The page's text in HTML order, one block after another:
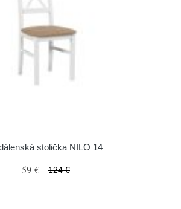
stolička NILO 14
59 € 124 €